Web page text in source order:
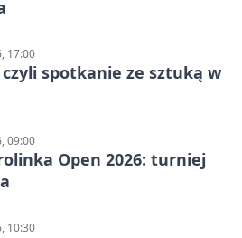
17:00
spotkanie ze sztuką w
09:00
Open 2026: turniej
10:30